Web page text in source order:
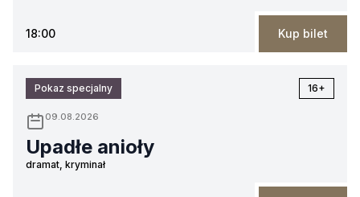
18:00 Kup bilet
Pokaz specjalny 16+
09.08.2026
Upadłe anioły
dramat, kryminał